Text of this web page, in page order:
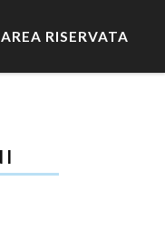
AREA RISERVATA